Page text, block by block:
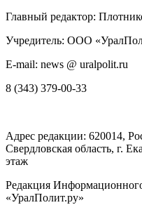
Главный редактор:
Учредитель: ООО
E-mail: news @ uralpolit.ru
8 (343) 379-00-33
Адрес редакции: 620014,
Свердловская область, г.
этаж
Редакция
«УралПолит.ру»